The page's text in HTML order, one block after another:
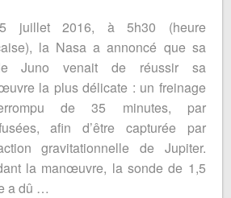
juillet 2016, à 5h30 (heure
la Nasa a annoncé que sa
Juno venait de réussir sa
la plus délicate : un freinage
de 35 minutes, par
afin d’être capturée par
gravitationnelle de Jupiter.
la manœuvre, la sonde de 1,5
a dû …